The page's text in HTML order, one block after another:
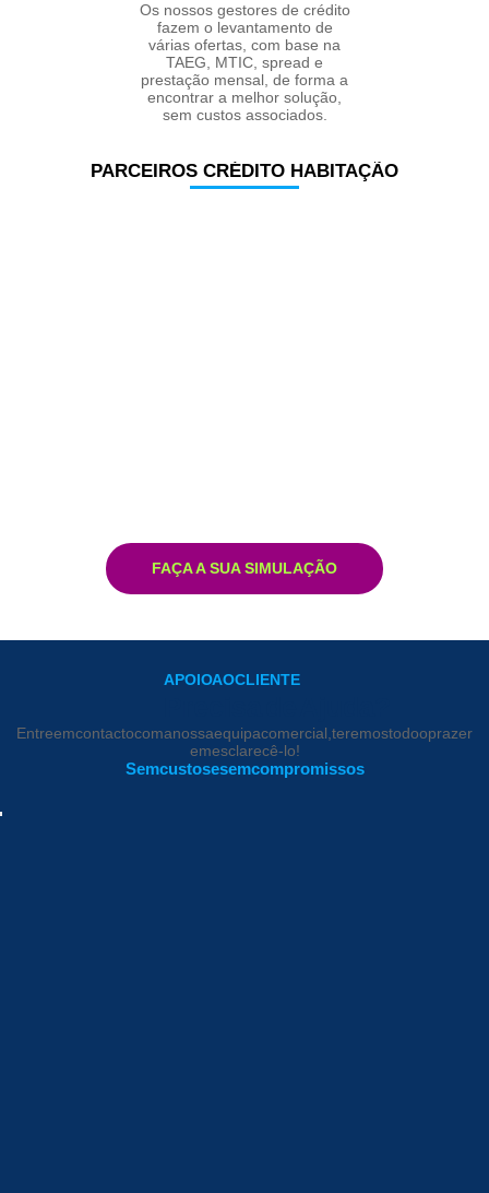
Os nossos gestores de crédito
fazem o levantamento de
várias ofertas, com base na
TAEG, MTIC, spread e
prestação mensal, de forma a
encontrar a melhor solução,
sem custos associados.
PARCEIROS CRÉDITO HABITAÇÃO
FAÇA A SUA SIMULAÇÃO
APOIO AO CLIENTE
Entre em contacto com a nossa equipa comercial, teremos todo o prazer
em esclarecê-lo!
Sem custos e sem compromissos